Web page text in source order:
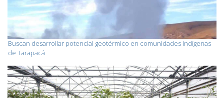
Buscan desarrollar potencial geotérmico en comunidades indígenas
de Tarapacá